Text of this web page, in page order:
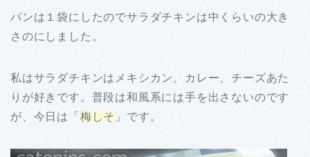
パンは１袋にしたのでサラダチキンは中くらいの大き
さのにしました。
私はサラダチキンはメキシカン、カレー、チーズあた
りが好きです。普段は和風系には手を出さないのです
が、今日は「 梅しそ 」です。